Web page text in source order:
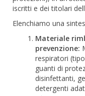
iscritti e dei titolari
Elenchiamo una
Materiale
prevenzione:
respiratori
guanti di
disinfettanti,
detergenti